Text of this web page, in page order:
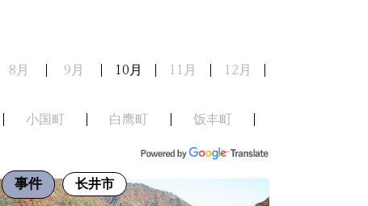
8月 9月 10月 11月 12月
小国町 白鹰町 饭丰町
事件 长井市